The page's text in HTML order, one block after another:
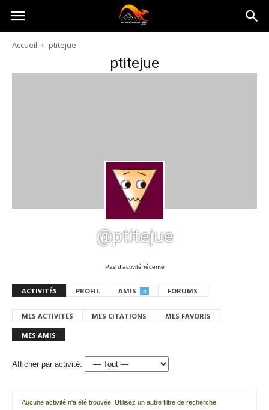
Australia-
australie.com
Accueil ptitejue
ptitejue
@ptitejue
Pas d’activité récente
ACTIVITÉS PROFIL AMIS 0 FORUMS
MES ACTIVITÉS MES CITATIONS MES FAVORIS
MES AMIS
Afficher par activité:
Aucune activité n'a été trouvée. Utilisez un autre filtre de recherche.